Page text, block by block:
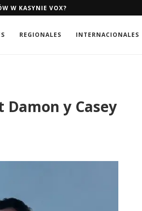
W KASYNIE VOX?
REGIONALES INTERNACIONALES
y Casey